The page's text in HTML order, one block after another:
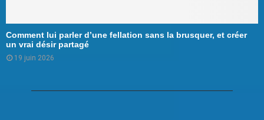
Comment lui parler d’une fellation sans la brusquer, et créer
un vrai désir partagé
19 juin 2026